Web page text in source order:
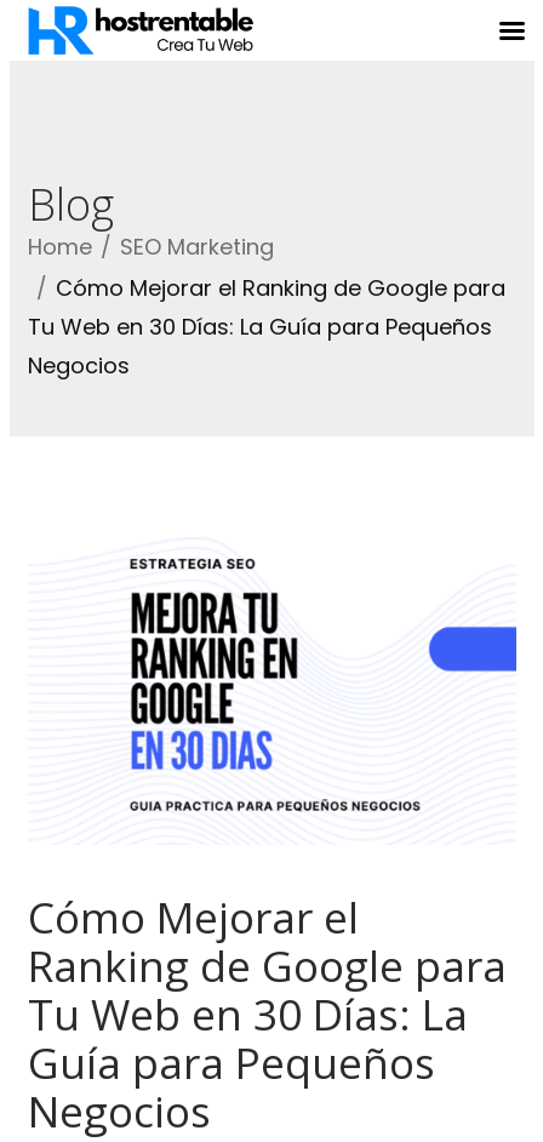
Blog
Home
SEO Marketing
Cómo Mejorar el Ranking de Google para
Tu Web en 30 Días: La Guía para Pequeños
Negocios
Cómo Mejorar el
Ranking de Google para
Tu Web en 30 Días: La
Guía para Pequeños
Negocios